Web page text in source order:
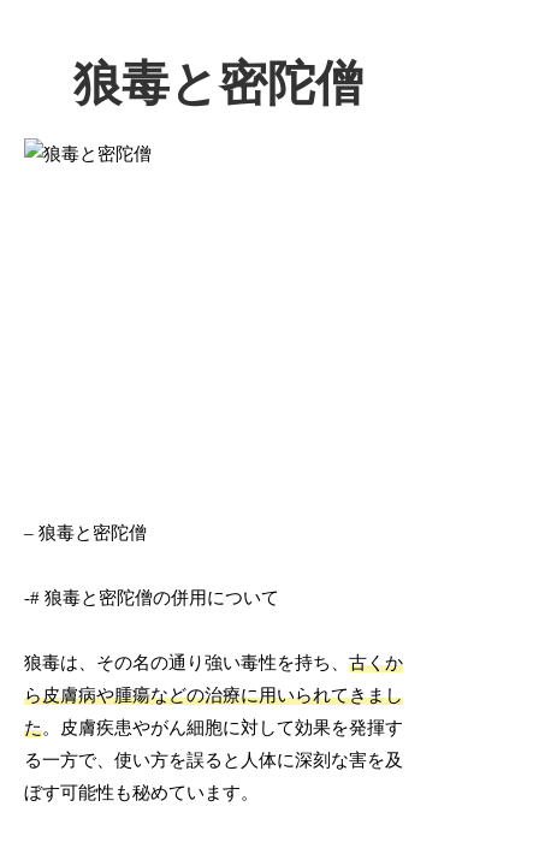
狼毒と密陀僧
– 狼毒と密陀僧
-# 狼毒と密陀僧の併用について
狼毒は、その名の通り強い毒性を持ち、古くか
ら皮膚病や腫瘍などの治療に用いられてきまし
た。皮膚疾患やがん細胞に対して効果を発揮す
る一方で、使い方を誤ると人体に深刻な害を及
ぼす可能性も秘めています。